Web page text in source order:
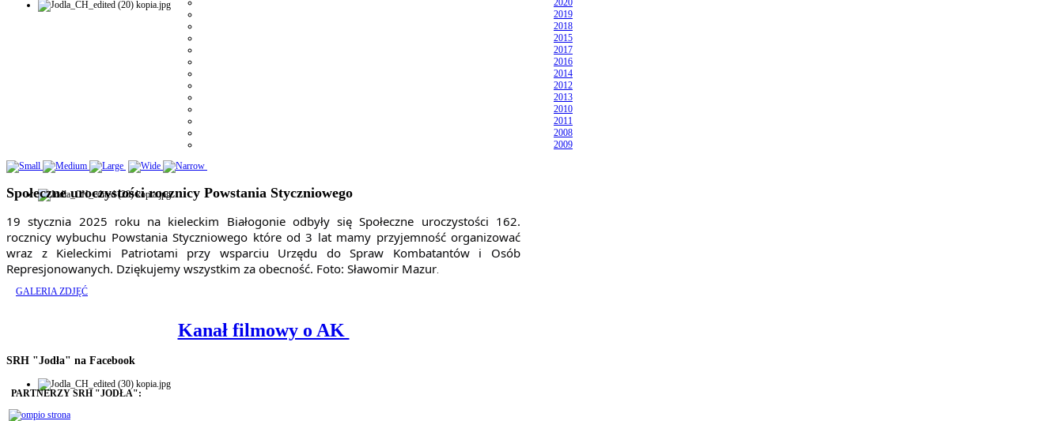
2020
2019
2018
2015
2017
2016
2014
2012
2013
2010
2011
2008
2009
Społeczne uroczystości rocznicy Powstania Styczniowego
19 stycznia 2025 roku na kieleckim Białogonie odbyły się Społeczne uroczystości 162.
rocznicy wybuchu Powstania Styczniowego które od 3 lat mamy przyjemność organizować
wraz z Kieleckimi Patriotami przy wsparciu Urzędu do Spraw Kombatantów i Osób
Represjonowanych. Dziękujemy wszystkim za obecność. Foto: Sławomir Mazur.
GALERIA ZDJĘĆ
Kanał filmowy o AK
SRH "Jodła" na Facebook
PARTNERZY SRH "JODŁA":